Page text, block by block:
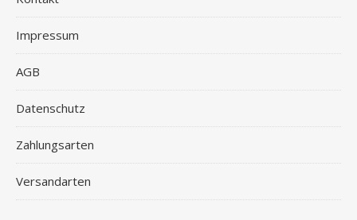
Impressum
AGB
Datenschutz
Zahlungsarten
Versandarten